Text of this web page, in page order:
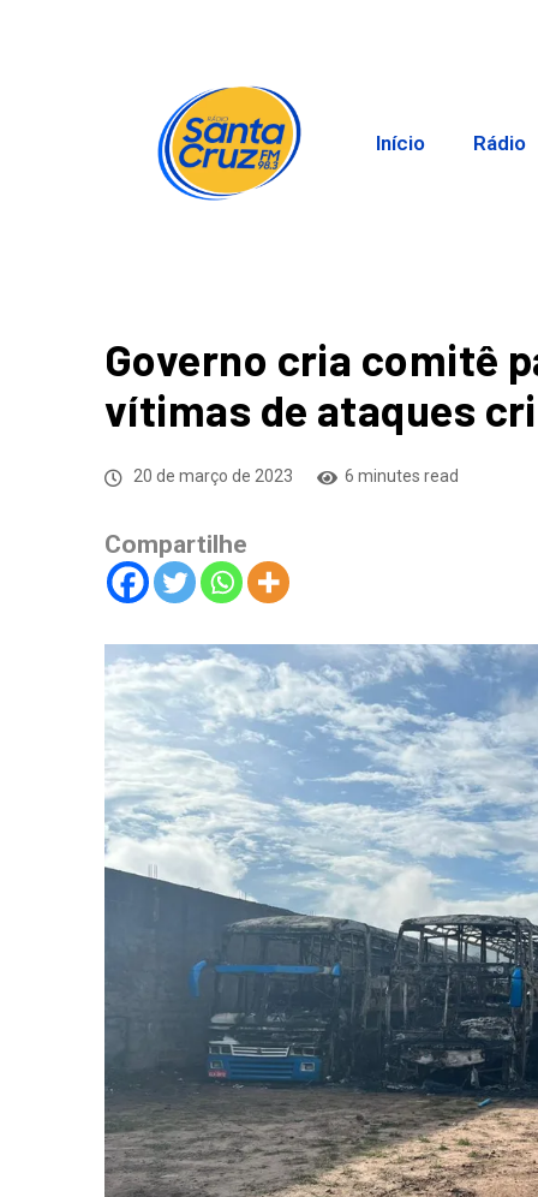
Início Rádio
Governo cria comitê
vítimas de ataques
20 de março de 2023 6 minutes read
Compartilhe